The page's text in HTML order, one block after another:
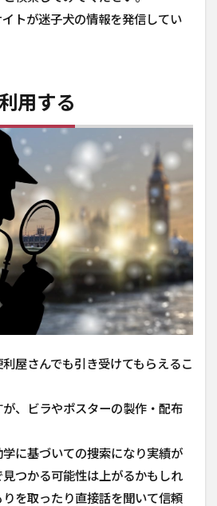
トが迷子犬の情報を発信してい
用する
屋さんでも引き受けてもらえるこ
、ビラやポスターの製作・配布
に基づいての捜索になり実績が
つかる可能性は上がるかもしれ
を取ったり直接話を聞いて信頼